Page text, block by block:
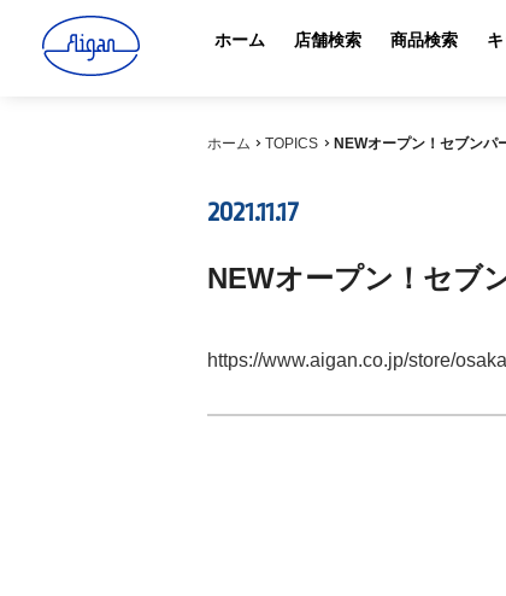
ホーム 店舗検索 商品検索
ホーム TOPICS NEWオープン！セブンパ
2021.11.17
NEWオープン！セブ
https://www.aigan.co.jp/store/